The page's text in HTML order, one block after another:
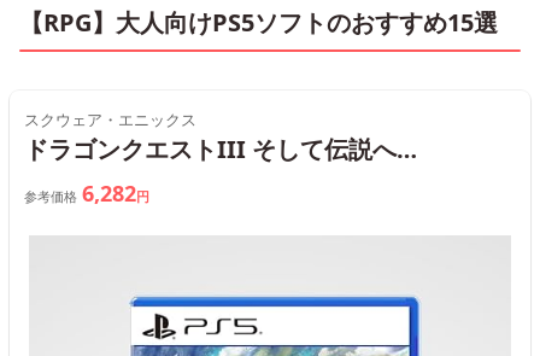
【RPG】大人向けPS5ソフトのおすすめ15選
スクウェア・エニックス
ドラゴンクエストIII そして伝説へ…
参考価格 6,282円